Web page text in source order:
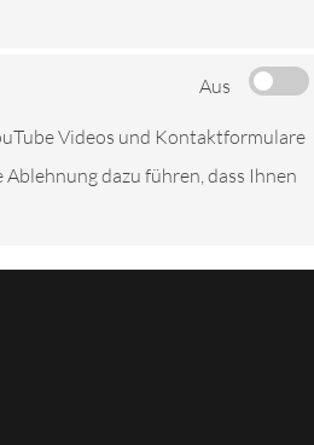
Aus
Videos und Kontaktformulare
dazu führen, dass Ihnen